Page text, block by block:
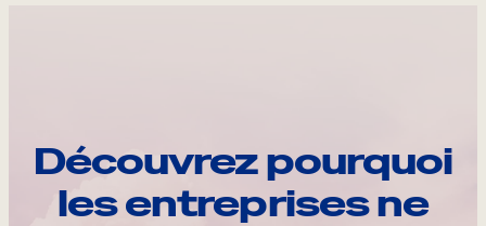
Découvrez pourquoi
les entreprises ne